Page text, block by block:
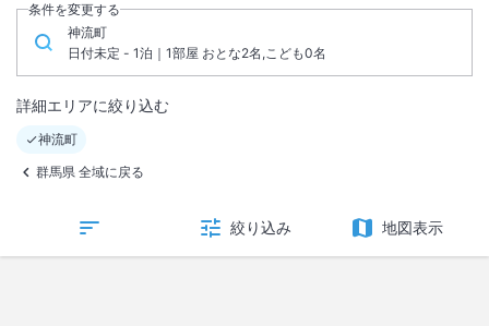
条件を変更する
神流町
日付未定 - 1泊｜1部屋 おとな2名,こども0名
詳細エリアに絞り込む
神流町
群馬県 全域に戻る
絞り込み 地図表示